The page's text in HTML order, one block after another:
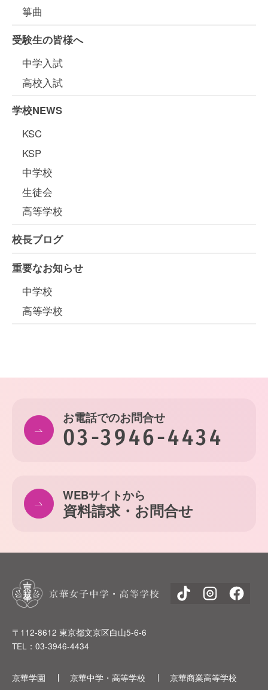
箏曲
受験生の皆様へ
中学入試
高校入試
学校NEWS
KSC
KSP
中学校
生徒会
高等学校
校長ブログ
重要なお知らせ
中学校
高等学校
お電話でのお問合せ
03-3946-4434
WEBサイトから
資料請求・お問合せ
〒112-8612 東京都文京区白山5-6-6
TEL：03-3946-4434
京華学園 京華中学・高等学校 京華商業高等学校